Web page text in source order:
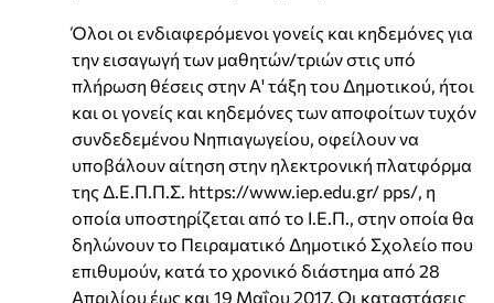
Όλοι οι ενδιαφερόμενοι γονείς και κηδεμόνες για
την εισαγωγή των μαθητών/τριών στις υπό
πλήρωση θέσεις στην Α' τάξη του Δημοτικού, ήτοι
και οι γονείς και κηδεμόνες των αποφοίτων τυχόν
συνδεδεμένου Νηπιαγωγείου, οφείλουν να
υποβάλουν αίτηση στην ηλεκτρονική πλατφόρμα
της Δ.Ε.Π.Π.Σ. https://www.iep.edu.gr/ pps/, η
οποία υποστηρίζεται από το Ι.Ε.Π., στην οποία θα
δηλώνουν το Πειραματικό Δημοτικό Σχολείο που
επιθυμούν, κατά το χρονικό διάστημα από 28
Απριλίου έως και 19 Μαΐου 2017. Οι καταστάσεις